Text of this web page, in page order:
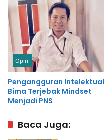
Opini
Pengangguran Intelektual
Bima Terjebak Mindset
Menjadi PNS
Baca Juga: